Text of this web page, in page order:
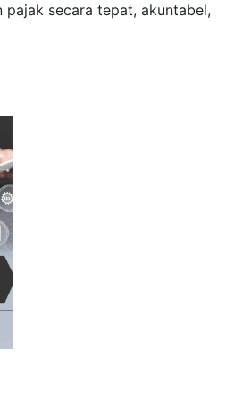
pajak secara tepat, akuntabel,